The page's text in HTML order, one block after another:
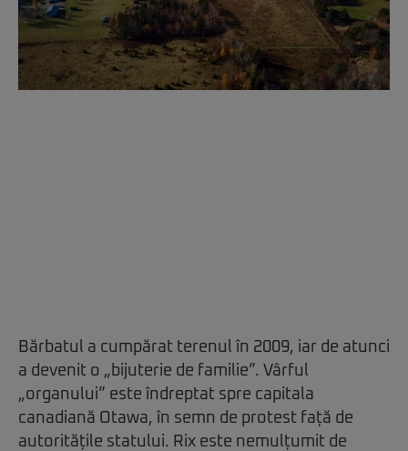
Bărbatul a cumpărat terenul în 2009, iar de atunci
a devenit o „bijuterie de familie”. Vârful
„organului” este îndreptat spre capitala
canadiană Otawa, în semn de protest față de
autoritățile statului. Rix este nemulțumit de